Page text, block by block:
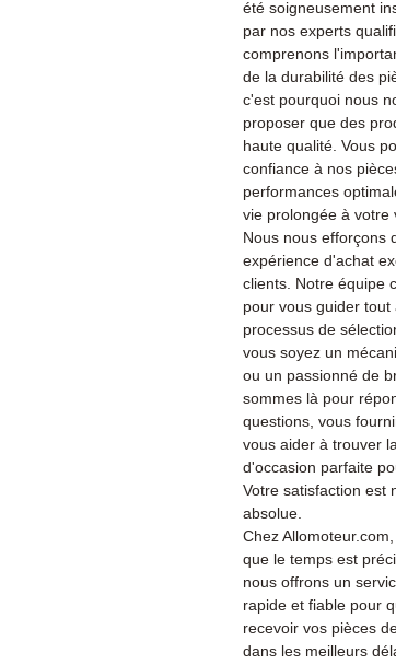
été soigneusement
par nos experts
comprenons
de la durabilité des
c'est pourquoi nous
proposer que des
haute qualité. Vous
confiance à nos
performances
vie prolongée à votre
Nous nous efforçons
expérience d'achat
clients. Notre équipe
pour vous guider tout
processus de
vous soyez un
ou un passionné de
sommes là pour
questions, vous
vous aider à trouver
d'occasion parfaite
Votre satisfaction est
absolue.
Chez
que le temps est
nous offrons un
rapide et fiable pour
recevoir vos pièces
dans les meilleurs